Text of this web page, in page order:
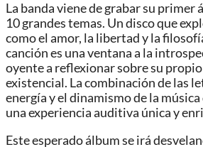
La banda viene de grabar su primer
10 grandes temas. Un disco que
como el amor, la libertad y la
canción es una ventana a la
oyente a reflexionar sobre su
existencial. La combinación de las
energía y el dinamismo de la
una experiencia auditiva única y
Este esperado álbum se irá